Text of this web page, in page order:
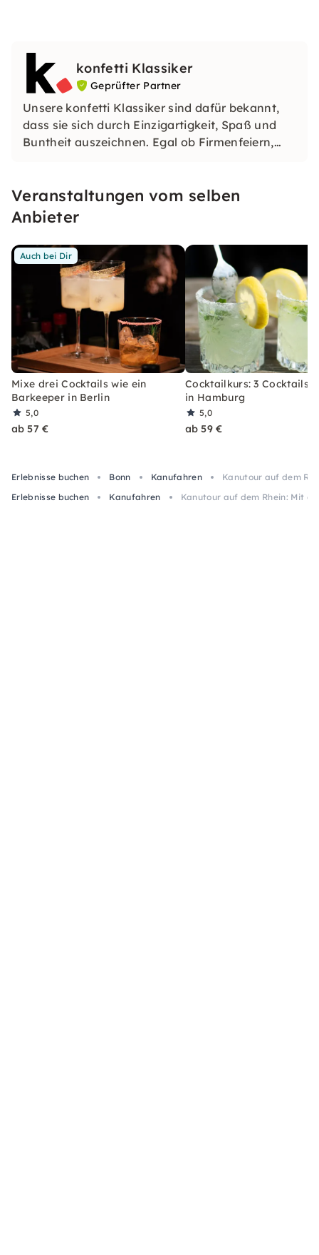
konfetti Klassiker
Geprüfter Partner
Unsere konfetti Klassiker sind dafür bekannt,
dass sie sich durch Einzigartigkeit, Spaß und
Buntheit auszeichnen. Egal ob Firmenfeiern,
erleben, welches Du so schnell nicht vergessen
wirst.
Veranstaltungen vom selben
Anbieter
Auch bei Dir
Mixe drei Cocktails wie ein
Barkeeper in Berlin
5,0
ab 57 €
Cocktailkurs: 3 Cocktails
in Hamburg
5,0
ab 59 €
Erlebnisse buchen Bonn Kanufahren
Kanutour auf dem
Erlebnisse buchen
Kanufahren Kanutour auf dem Rhein: Mit